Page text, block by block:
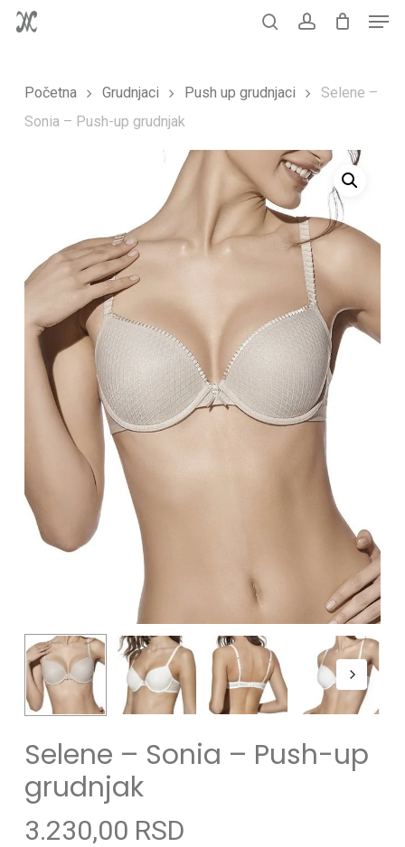
Skip
contentPočetna Grudnjaci Push up grudnjaci
Selene –
Sonia – Push-up grudnjak
Selene – Sonia – Push-up
grudnjak
3.230,00 RSD